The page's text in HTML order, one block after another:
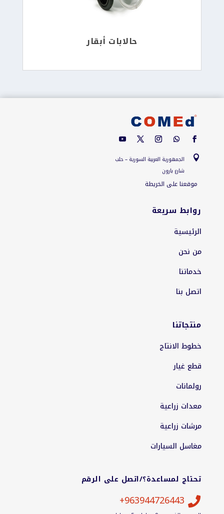
حالابات أبقار

الجمهورية العربية السورية – حلب
شارع بارون
موقعنا على الخريطة
روابط سريعة
الرئيسية
من نحن
خدماتنا
اتصل بنا
منتجاتنا
خطوط الانتاج
قطع غيار
رولمانات
معدات زراعية
مرشات زراعية
مغاسل السيارات
تحتاج لمساعدة؟/اتصل على الرقم

963944726443+